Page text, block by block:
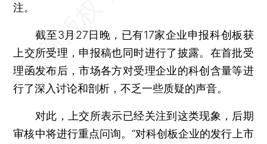
注。
截至3月27日晚，已有17家企业申报科创板获
上交所受理，申报稿也同时进行了披露。在首批受
理函发布后，市场各方对受理企业的科创含量等进
行了深入讨论和剖析，不乏一些质疑的声音。
对此，上交所表示已经关注到这类现象，后期
审核中将进行重点问询。“对科创板企业的发行上市